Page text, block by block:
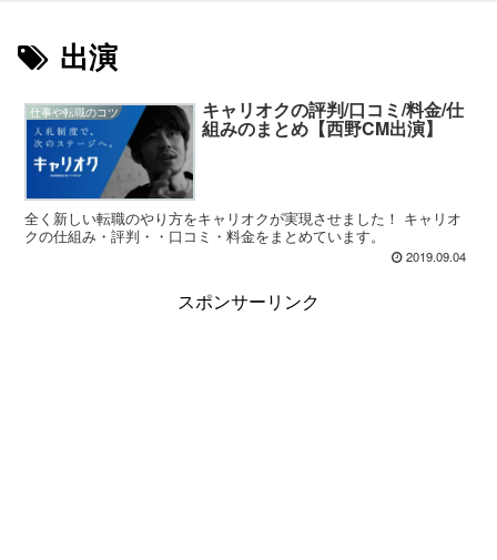
出演
仕事や転職のコツ キャリオクの評判/口コミ/料金/仕
組みのまとめ【西野CM出演】
全く新しい転職のやり方をキャリオクが実現させました！ キャリオ
クの仕組み・評判・・口コミ・料金をまとめています。
2019.09.04
スポンサーリンク